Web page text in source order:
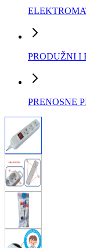
PRODUŽNI I
PRENOSNE